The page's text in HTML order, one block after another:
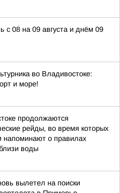
с 08 на 09 августа и днём 09
во Владивостоке:
и море!
продолжаются
рейды, во время которых
о правилах
воды
вылетел на поиски